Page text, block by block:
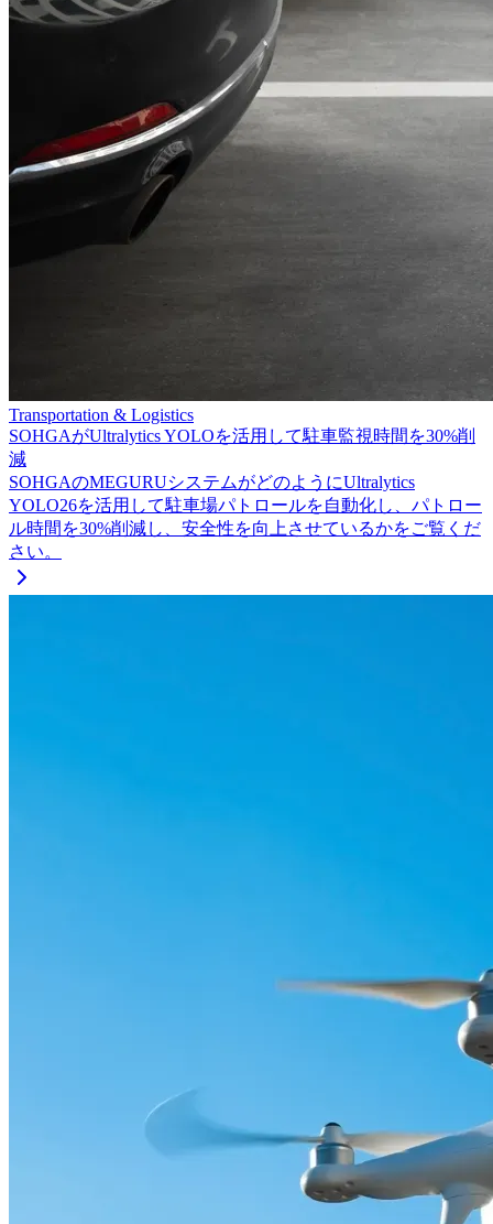
Transportation & Logistics
SOHGAがUltralytics YOLOを活用して駐車監視時間を30%削
減
SOHGAのMEGURUシステムがどのようにUltralytics
YOLO26を活用して駐車場パトロールを自動化し、パトロー
ル時間を30%削減し、安全性を向上させているかをご覧くだ
さい。